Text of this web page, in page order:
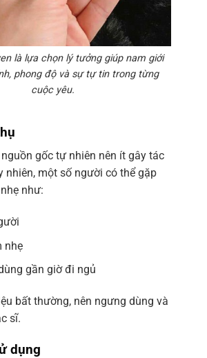
là lựa chọn lý tưởng giúp nam giới
phong độ và sự tự tin trong từng
cuộc yêu.
gốc tự nhiên nên ít gây tác
nhiên, một số người có thể gặp
như:
nhẹ
gần giờ đi ngủ
bất thường, nên ngưng dùng và
sĩ.
dụng